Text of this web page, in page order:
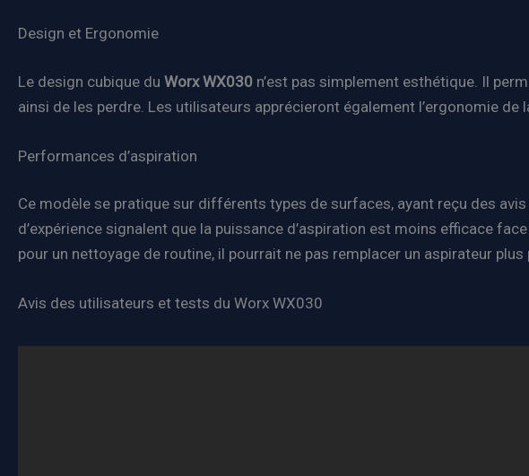
Design et Ergonomie
Le design cubique du Worx WX030 n’est pas simplement esthétique. Il
ainsi de les perdre. Les utilisateurs apprécieront également l’ergonomie
Performances d’aspiration
Ce modèle se pratique sur différents types de surfaces, ayant reçu des
d’expérience signalent que la puissance d’aspiration est moins efficace
pour un nettoyage de routine, il pourrait ne pas remplacer un aspirateur
Avis des utilisateurs et tests du Worx WX030